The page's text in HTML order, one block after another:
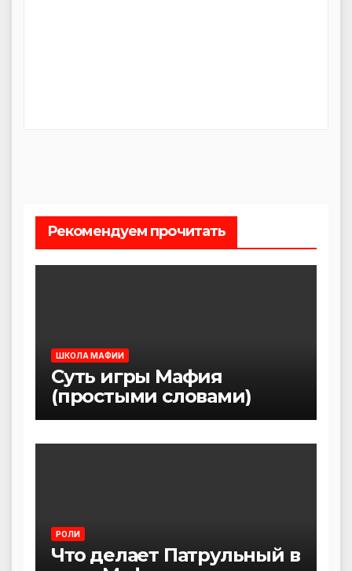
Рекомендуем прочитать
ШКОЛА МАФИИ
Суть игры Мафия
(простыми словами)
РОЛИ
Что делает Патрульный в